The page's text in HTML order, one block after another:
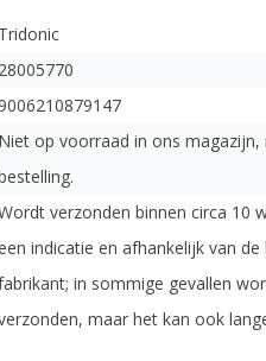
Tridonic
28005770
Niet op voorraad in ons magazijn,
verzonden binnen circa 10
indicatie en afhankelijk van
in sommige gevallen
maar het kan ook